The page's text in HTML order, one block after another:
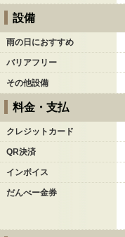
設備
雨の日におすすめ
バリアフリー
その他設備
料金・支払
クレジットカード
QR決済
インボイス
だんべー金券